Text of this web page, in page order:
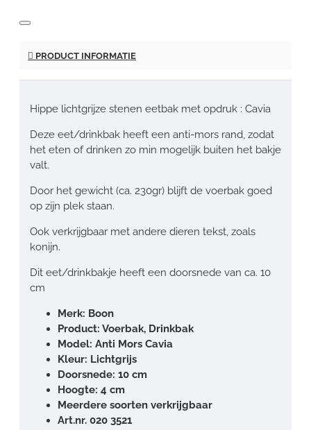
PRODUCT INFORMATIE
Hippe lichtgrijze stenen eetbak met opdruk : Cavia
Deze eet/drinkbak heeft een anti-mors rand, zodat
het eten of drinken zo min mogelijk buiten het bakje
valt.
Door het gewicht (ca. 230gr) blijft de voerbak goed
op zijn plek staan.
Ook verkrijgbaar met andere dieren tekst, zoals
konijn.
Dit eet/drinkbakje heeft een doorsnede van ca. 10
cm
Merk: Boon
Product: Voerbak, Drinkbak
Model: Anti Mors Cavia
Kleur: Lichtgrijs
Doorsnede: 10 cm
Hoogte: 4 cm
Meerdere soorten verkrijgbaar
Art.nr. 020 3521